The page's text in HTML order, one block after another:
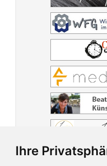
Ihre